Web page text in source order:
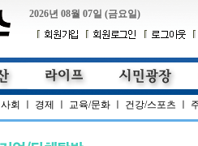
2026년 08월 07일 (금요일)
사회 경제 교육/문화 건강/스포츠